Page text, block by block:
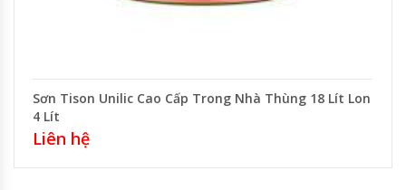
Sơn Tison Unilic Cao Cấp Trong Nhà Thùng 18 Lít Lon
4 Lít
Liên hệ